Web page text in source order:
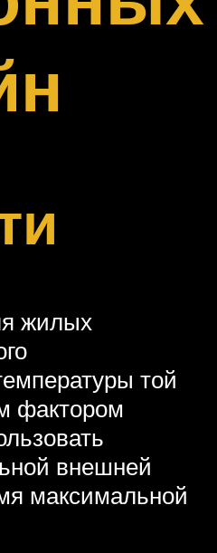
жилых
той
фактором
внешней
максимальной